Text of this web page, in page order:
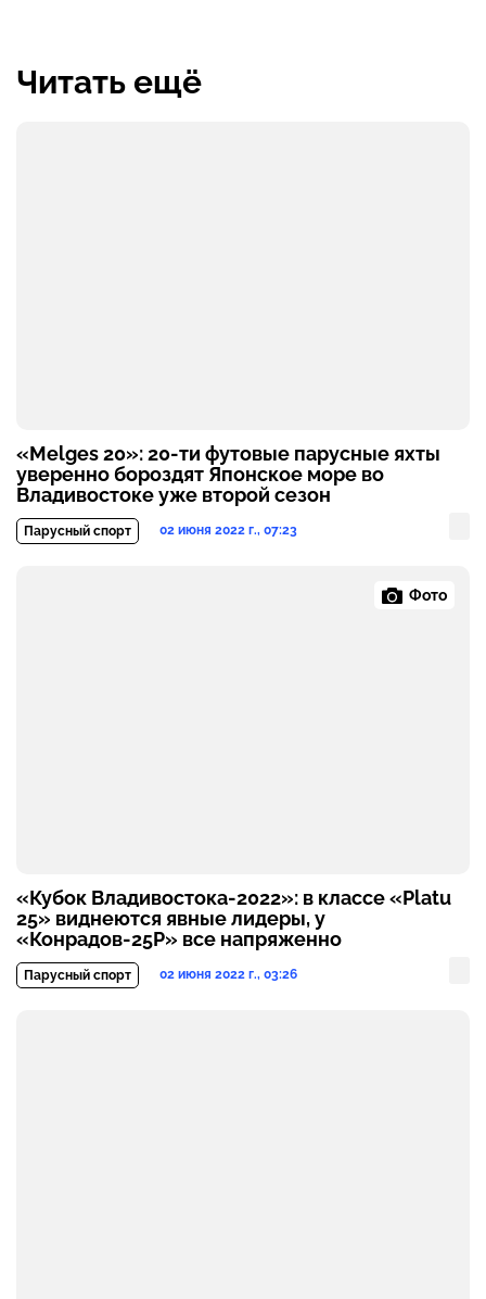
Читать ещё
«Melges 20»: 20-ти футовые парусные яхты
уверенно бороздят Японское море во
Владивостоке уже второй сезон
Парусный спорт 02 июня 2022 г., 07:23
Фото
«Кубок Владивостока-2022»: в классе «Platu
25» виднеются явные лидеры, у
«Конрадов-25Р» все напряженно
Парусный спорт 02 июня 2022 г., 03:26